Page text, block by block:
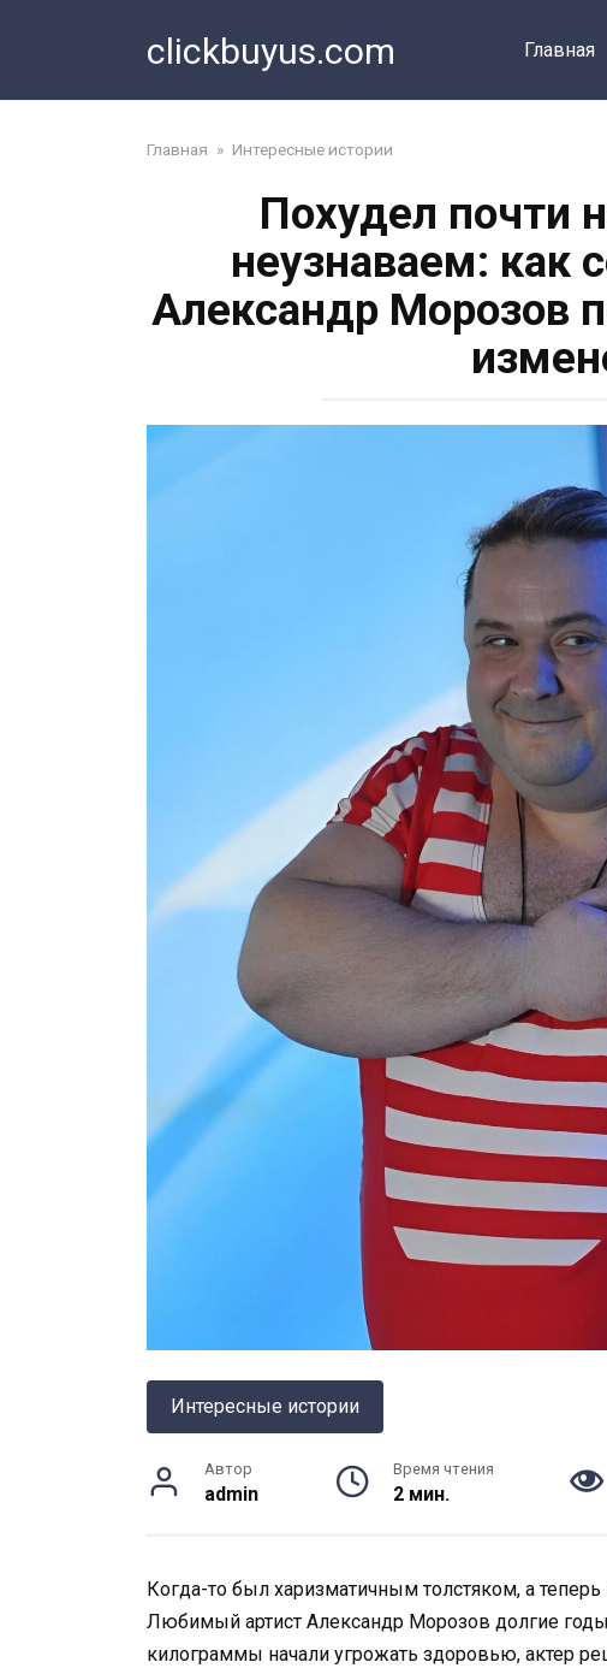
clickbuyus.com Главная
Главная » Интересные истории
Похудел почти
неузнаваем: как
Александр Морозов
Интересные истории
Автор
admin
Время чтения
2 мин.
Когда-то был харизматичным толстяком, а теперь
Любимый артист Александр Морозов долгие
килограммы начали угрожать здоровью, актер